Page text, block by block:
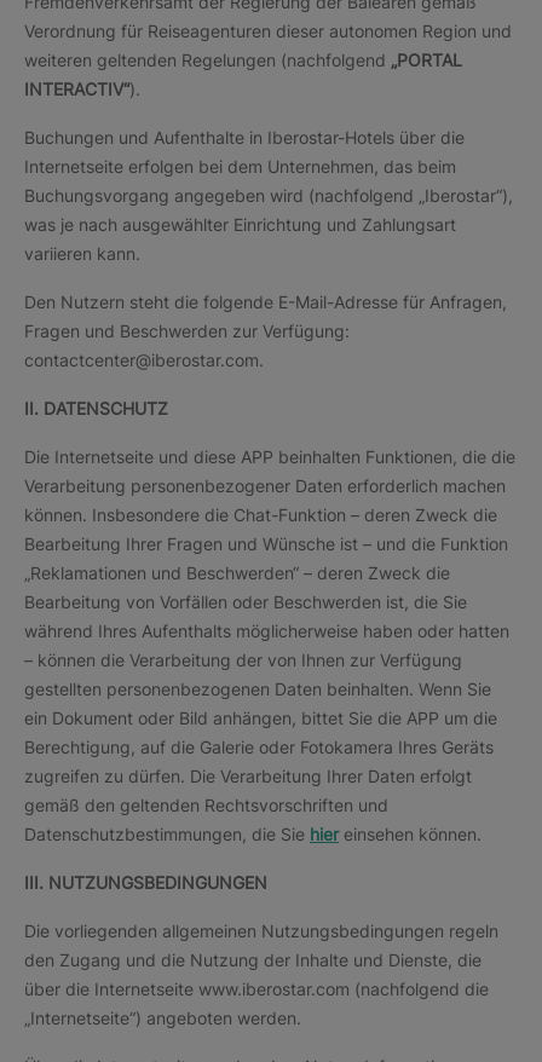
Verordnung für Reiseagenturen dieser autonomen Region und
weiteren geltenden Regelungen (nachfolgend „PORTAL
INTERACTIV“).
Buchungen und Aufenthalte in Iberostar-Hotels über die
Internetseite erfolgen bei dem Unternehmen, das beim
Buchungsvorgang angegeben wird (nachfolgend „Iberostar“),
was je nach ausgewählter Einrichtung und Zahlungsart
variieren kann.
Den Nutzern steht die folgende E-Mail-Adresse für Anfragen,
Fragen und Beschwerden zur Verfügung:
contactcenter@iberostar.com.
II. DATENSCHUTZ
Die Internetseite und diese APP beinhalten Funktionen, die die
Verarbeitung personenbezogener Daten erforderlich machen
können. Insbesondere die Chat-Funktion – deren Zweck die
Bearbeitung Ihrer Fragen und Wünsche ist – und die Funktion
„Reklamationen und Beschwerden“ – deren Zweck die
Bearbeitung von Vorfällen oder Beschwerden ist, die Sie
während Ihres Aufenthalts möglicherweise haben oder hatten
– können die Verarbeitung der von Ihnen zur Verfügung
gestellten personenbezogenen Daten beinhalten. Wenn Sie
ein Dokument oder Bild anhängen, bittet Sie die APP um die
Berechtigung, auf die Galerie oder Fotokamera Ihres Geräts
zugreifen zu dürfen. Die Verarbeitung Ihrer Daten erfolgt
gemäß den geltenden Rechtsvorschriften und
Datenschutzbestimmungen, die Sie hiereinsehen können.
III. NUTZUNGSBEDINGUNGEN
Die vorliegenden allgemeinen Nutzungsbedingungen regeln
den Zugang und die Nutzung der Inhalte und Dienste, die
über die Internetseite www.iberostar.com (nachfolgend die
„Internetseite“) angeboten werden.